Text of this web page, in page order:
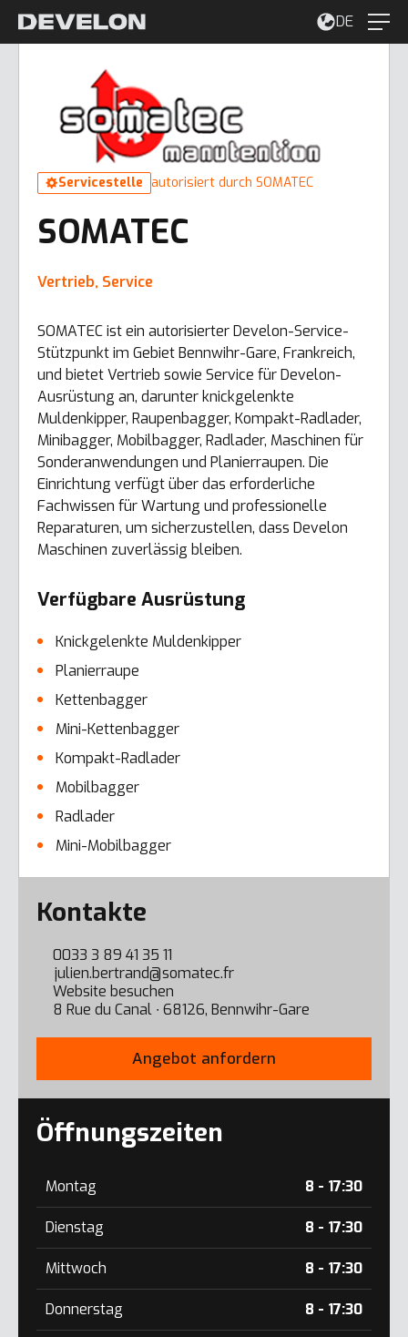
DE
Servicestelle autorisiert durch SOMATEC
SOMATEC
Vertrieb, Service
SOMATEC ist ein autorisierter Develon-Service-
Stützpunkt im Gebiet Bennwihr-Gare, Frankreich,
und bietet Vertrieb sowie Service für Develon-
Ausrüstung an, darunter knickgelenkte
Muldenkipper, Raupenbagger, Kompakt-Radlader,
Minibagger, Mobilbagger, Radlader, Maschinen für
Sonderanwendungen und Planierraupen. Die
Einrichtung verfügt über das erforderliche
Fachwissen für Wartung und professionelle
Reparaturen, um sicherzustellen, dass Develon
Maschinen zuverlässig bleiben.
Verfügbare Ausrüstung
Knickgelenkte Muldenkipper
Planierraupe
Kettenbagger
Mini-Kettenbagger
Kompakt-Radlader
Mobilbagger
Radlader
Mini-Mobilbagger
Error here
Kontakte
0033 3 89 41 35 11
julien.bertrand@somatec.fr
Website besuchen
8 Rue du Canal ∙ 68126, Bennwihr-Gare
Angebot anfordern
Öffnungszeiten
Montag 8 - 17:30
Dienstag 8 - 17:30
Mittwoch 8 - 17:30
Donnerstag 8 - 17:30